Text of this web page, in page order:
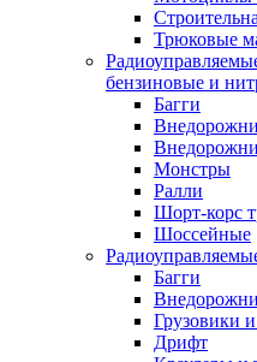
Трюковые
бензиновые и
Багги
Монстры
Ралли
Шорт-корс
Шоссейные
Багги
Грузовики
Дрифт